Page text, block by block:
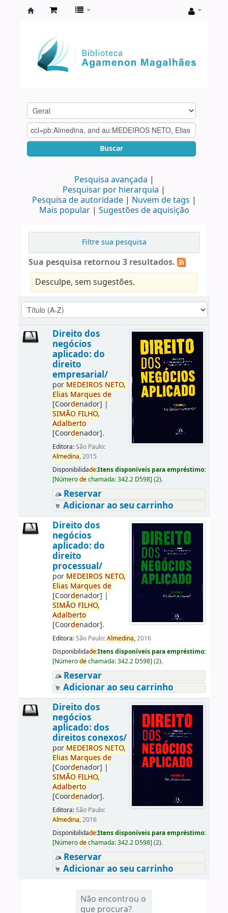
Agamenon
Magalhães
Buscar
Pesquisa avançada
Pesquisar por hierarquia
Pesquisa de autoridade
Nuvem de tags
Mais popular
Sugestões de aquisição
Filtre sua pesquisa
Sua pesquisa retornou 3 resultados.
Desculpe, sem sugestões.
Direito dos
negócios
aplicado: do
direito
empresarial/
por MEDEIROS NETO,
Elias Marques de
[Coordenador] |
SIMÃO FILHO,
Adalberto
[Coordenador].
Editora:São Paulo:
Almedina,2015
Disponibilidade:Itens disponíveis para empréstimo:
[Númerodechamada:342.2 D598] (2).
Reservar
Adicionar ao seu carrinho
Direito dos
negócios
aplicado: do
direito
processual/
por MEDEIROS NETO,
Elias Marques de
[Coordenador] |
SIMÃO FILHO,
Adalberto
[Coordenador].
Editora:São Paulo:Almedina,2016
Disponibilidade:Itens disponíveis para empréstimo:
[Númerodechamada:342.2 D598] (2).
Reservar
Adicionar ao seu carrinho
Direito dos
negócios
aplicado: dos
direitos conexos/
por MEDEIROS NETO,
Elias Marques de
[Coordenador] |
SIMÃO FILHO,
Adalberto
[Coordenador].
Editora:São Paulo:
Almedina,2016
Disponibilidade:Itens disponíveis para empréstimo:
[Númerodechamada:342.2 D598] (2).
Reservar
Adicionar ao seu carrinho
Não encontrou o
que procura?